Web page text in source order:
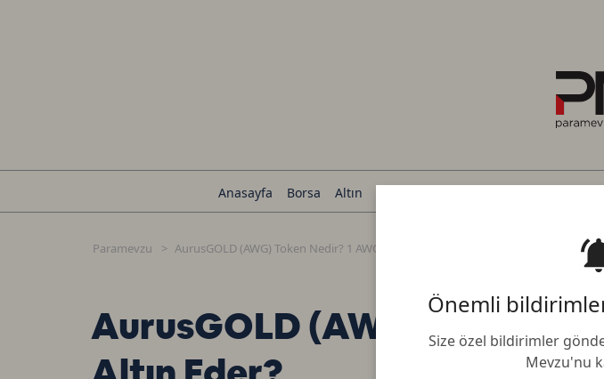
Önemli
Size özel bildirimler
Mevzu'nu
Anasayfa Borsa Altın
Paramevzu AurusGOLD (AWG) Token Nedir? 1 AWG Token Ne Kadar Altın Eder?
AurusGOLD (AWG) Token